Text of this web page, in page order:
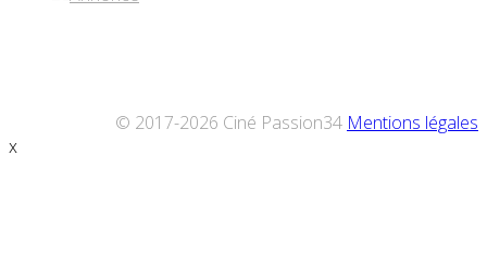
© 2017-2026 Ciné Passion34 Mentions légales
x